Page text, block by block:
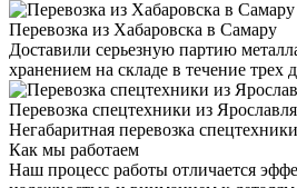
Перевозка из Хабаровска в Самару
Доставили серьезную партию
хранением на складе в течение трех
Перевозка спецтехники из
Негабаритная перевозка спецтехники
Как мы работаем
Наш процесс работы отличается